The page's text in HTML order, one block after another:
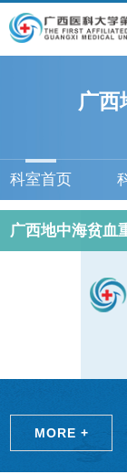
广西
科室首页
广西地中海贫血
MORE +